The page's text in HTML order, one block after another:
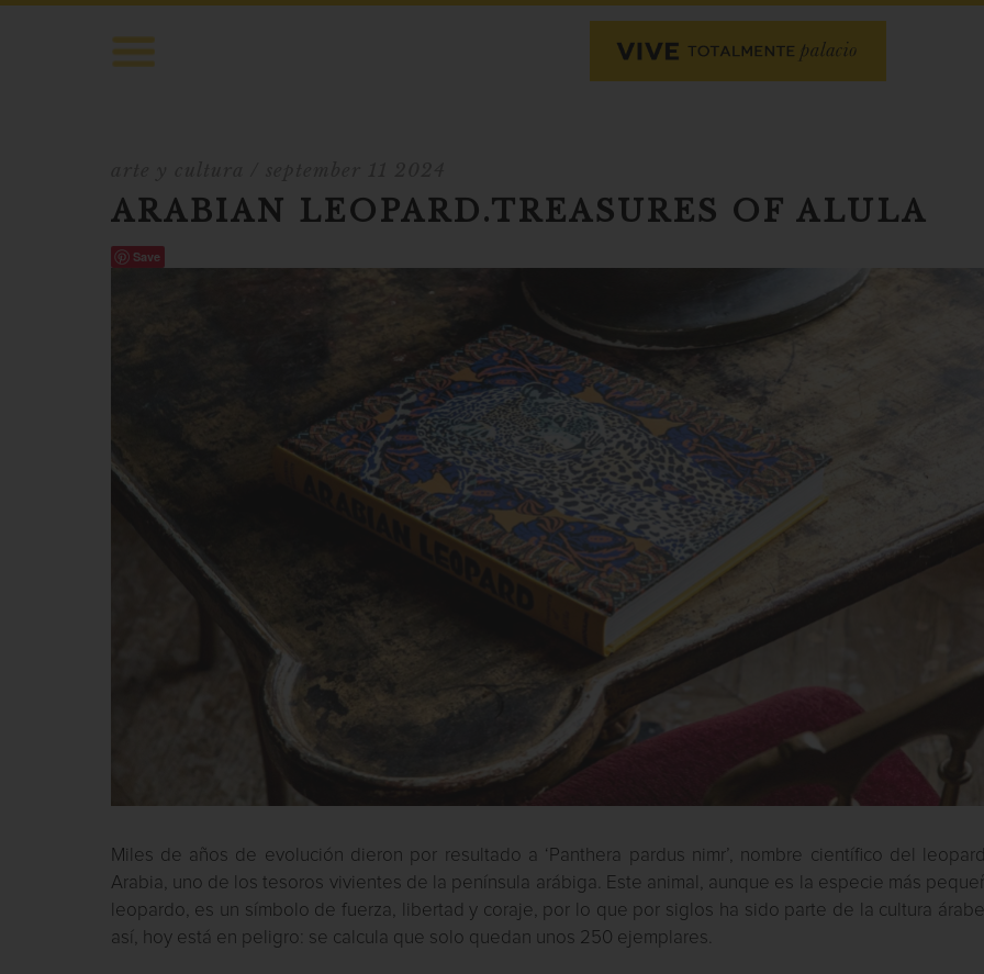
ARABIAN LEOPARD.TREASURES OF ALULA
Save
Miles de años de evolución dieron por resultado a ‘Panthera pardus nimr’, nombre científico del
Arabia, uno de los tesoros vivientes de la península arábiga. Este animal, aunque es la especie más
leopardo, es un símbolo de fuerza, libertad y coraje, por lo que por siglos ha sido parte de la cultura
así, hoy está en peligro: se calcula que solo quedan unos 250 ejemplares.